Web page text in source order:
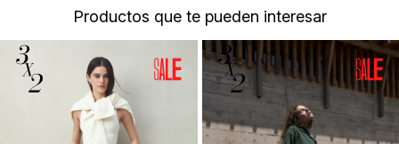
Productos que te pueden interesar